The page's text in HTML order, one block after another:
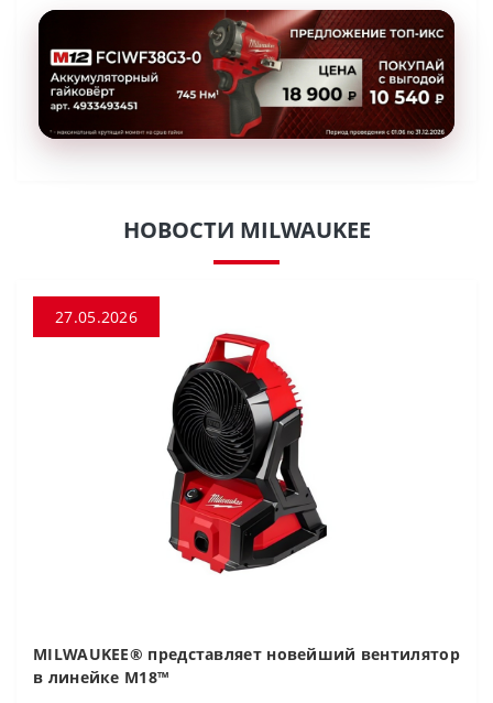
НОВОСТИ MILWAUKEE
27.05.2026
MILWAUKEE® представляет новейший вентилятор
в линейке M18™